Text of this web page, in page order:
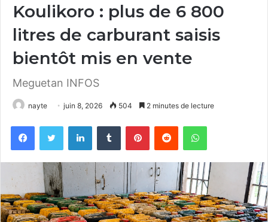
Koulikoro : plus de 6 800
litres de carburant saisis
bientôt mis en vente
Meguetan INFOS
nayte juin 8, 2026 504 2 minutes de lecture